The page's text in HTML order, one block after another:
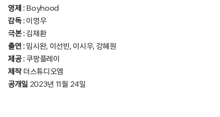
영제 :Boyhood
감독 : 이명우
극본 : 김재환
출연 : 임시완, 이선빈, 이시우, 강혜원
제공 :쿠팡플레이
제작더스튜디오엠
공개일 2023년 11월 24일